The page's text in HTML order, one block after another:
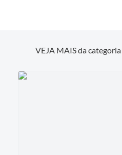
VEJA MAIS da categoria